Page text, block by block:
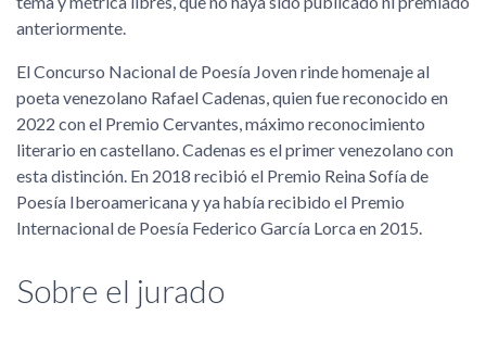
anteriormente.
El Concurso Nacional de Poesía Joven rinde homenaje al
poeta venezolano Rafael Cadenas, quien fue reconocido en
2022 con el Premio Cervantes, máximo reconocimiento
literario en castellano. Cadenas es el primer venezolano con
esta distinción. En 2018 recibió el Premio Reina Sofía de
Poesía Iberoamericana y ya había recibido el Premio
Internacional de Poesía Federico García Lorca en 2015.
Sobre el jurado